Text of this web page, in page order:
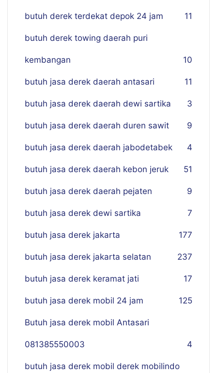
butuh derek terdekat depok 24 jam 11
butuh derek towing daerah puri
kembangan 10
butuh jasa derek daerah antasari 11
butuh jasa derek daerah dewi sartika 3
butuh jasa derek daerah duren sawit 9
butuh jasa derek daerah jabodetabek 4
butuh jasa derek daerah kebon jeruk 51
butuh jasa derek daerah pejaten 9
butuh jasa derek dewi sartika 7
butuh jasa derek jakarta 177
butuh jasa derek jakarta selatan 237
butuh jasa derek keramat jati 17
butuh jasa derek mobil 24 jam 125
Butuh jasa derek mobil Antasari
081385550003 4
butuh jasa derek mobil derek mobilindo